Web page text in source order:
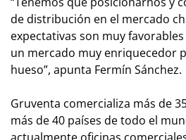
de distribución en el mercado
expectativas son muy
un mercado muy enriquecedor
hueso”, apunta Fermín Sánchez.
Gruventa comercializa más de
más de 40 países de todo el